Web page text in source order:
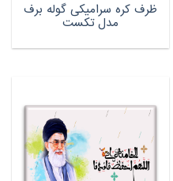
ظرف کره سرامیکی گوله برف
مدل تکست